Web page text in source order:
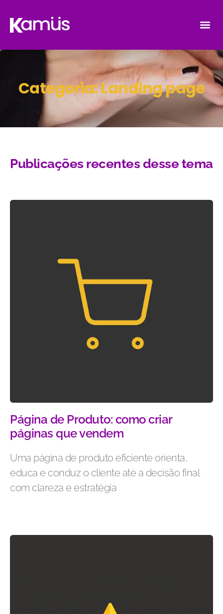
Categoria: Landing page
Publicações recentes desse tema
Página de Produto: como criar
páginas que vendem
Uma página de produto eficiente orienta,
educa e conduz o cliente até a decisão final
com clareza e estratégia